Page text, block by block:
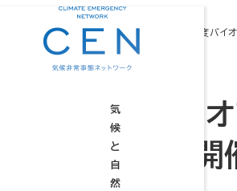
気
候
と
自
然
お知らせ お知らせ 「2020年度バ
「2020年度バ
シンポジウム」